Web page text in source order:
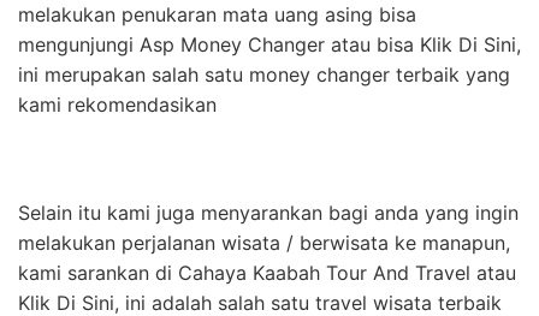
melakukan penukaran mata uang asing bisa
mengunjungi Asp Money Changer atau bisa Klik Di Sini,
ini merupakan salah satu money changer terbaik yang
kami rekomendasikan
Selain itu kami juga menyarankan bagi anda yang ingin
melakukan perjalanan wisata / berwisata ke manapun,
kami sarankan di Cahaya Kaabah Tour And Travel atau
Klik Di Sini, ini adalah salah satu travel wisata terbaik